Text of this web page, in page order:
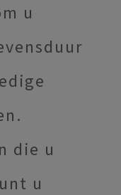
u
die u
u